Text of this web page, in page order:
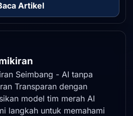
Artikel
Seimbang - AI tanpa
Transparan dengan
model tim merah AI
langkah untuk memahami